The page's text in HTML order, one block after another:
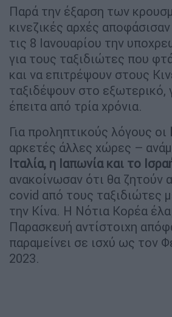
Παρά την έξαρση των
κινεζικές αρχές
τις 8 Ιανουαρίου την
για τους ταξιδιώτες που
και να επιτρέψουν στους
ταξιδέψουν στο
έπειτα από τρία χρόνια.
Για προληπτικούς λόγους οι
αρκετές άλλες χώρες –
Ιταλία, η Ιαπωνία και το
ανακοίνωσαν ότι θα ζητούν
covid από τους ταξιδιώτες
την Κίνα. Η Νότια Κορέα
Παρασκευή αντίστοιχη
παραμείνει σε ισχύ ως τον
2023.